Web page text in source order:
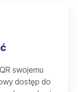
swojemu
dostęp do